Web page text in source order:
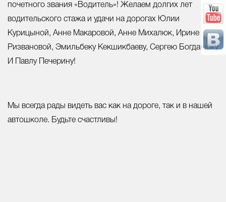
почетного звания «Водитель»! Желаем долгих лет
водительского стажа и удачи на дорогах Юлии
Курицыной, Анне Макаровой, Анне Михалюк, Ирине
Ризвановой, Эмильбеку Кекшикбаеву, Сергею Богданюку
И Павлу Печерину!
Мы всегда рады видеть вас как на дороге, так и в нашей
автошколе. Будьте счастливы!